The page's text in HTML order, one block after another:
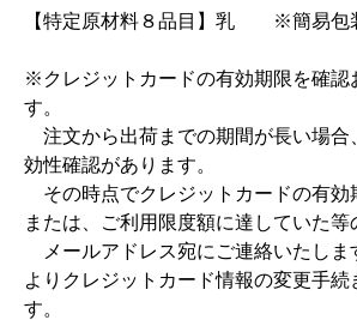
【特定原材料８品目】乳 ※簡易包
※クレジットカードの有効期限を確認
す。
注文から出荷までの期間が長い場合
効性確認があります。
その時点でクレジットカードの有効
または、ご利用限度額に達していた
メールアドレス宛にご連絡いたしま
よりクレジットカード情報の変更手続
す。